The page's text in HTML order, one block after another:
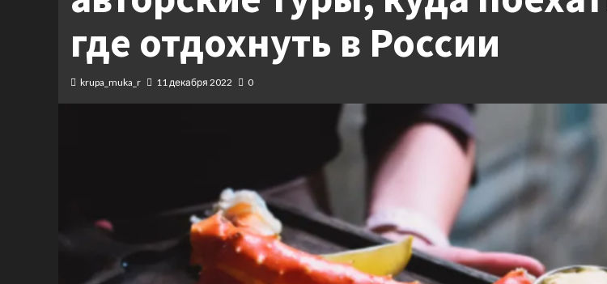
где отдохнуть в России
krupa_muka_r 11 декабря 2022 0